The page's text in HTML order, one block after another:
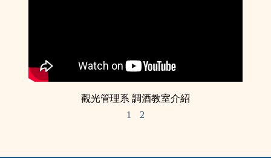
觀光管理系 調酒教室介紹
1
2